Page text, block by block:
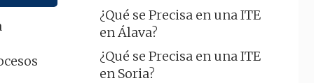
¿Qué se Precisa en una ITE
en Álava?
¿Qué se Precisa en una ITE
en Soria?